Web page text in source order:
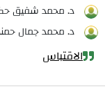
د. محمد شفيق
د. محمد جمال
الاقتباس